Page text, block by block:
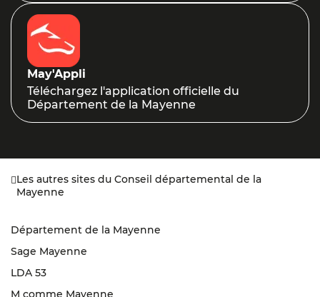
May'Appli
Téléchargez l'application officielle du
Département de la Mayenne
Les autres sites du Conseil départemental de la
Mayenne
Département de la Mayenne
Sage Mayenne
LDA 53